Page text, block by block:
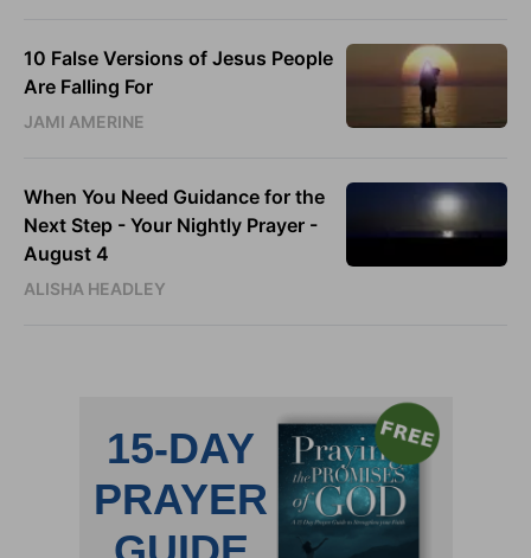
10 False Versions of Jesus People
Are Falling For
JAMI AMERINE
When You Need Guidance for the
Next Step - Your Nightly Prayer -
August 4
ALISHA HEADLEY